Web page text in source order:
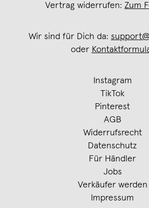
Vertrag widerrufen: Zum
Wir sind für Dich da:
oder
Instagram
TikTok
Pinterest
AGB
Widerrufsrecht
Datenschutz
Für Händler
Jobs
Verkäufer werden
Impressum